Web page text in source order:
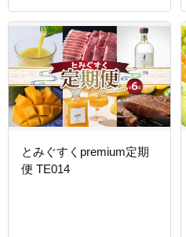
とみぐすくpremium定期
便 TE014